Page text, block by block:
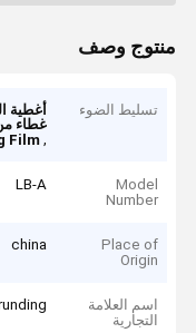
منتوج وصف
تسليط الضوء
أغطية
غطاء
,
Film
Model
Number
LB-A
Place of
Origin
china
اسم العلامة
التجارية